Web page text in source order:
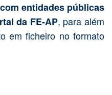
entidades públicas
da FE-AP, para além
em ficheiro no formato